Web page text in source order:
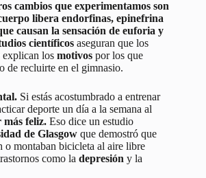
cambios que experimentamos son
libera endorfinas, epinefrina
causan la sensación de euforia y
científicos aseguran que los
explican los motivos por los que
de recluirte en el gimnasio.
Si estás acostumbrado a entrenar
deporte un día a la semana al
más feliz. Eso dice un estudio
de Glasgow que demostró que
o montaban bicicleta al aire libre
como la depresión y la